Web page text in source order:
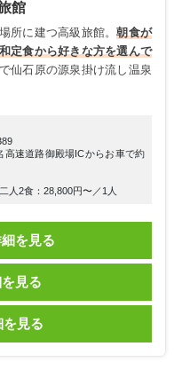
館
所に建つ高級旅館。朝食が
定食から好きな方を選んで
仙石原の源泉掛け流し温泉
高速道路御殿場ICからお車で約
2食：28,800円〜／1人
を見る
見る
見る